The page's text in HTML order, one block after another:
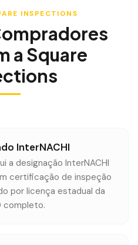
INSPECTIONS
a Square
InterNACHI
a designação InterNACHI
certificação de inspeção
por licença estadual da
completo.